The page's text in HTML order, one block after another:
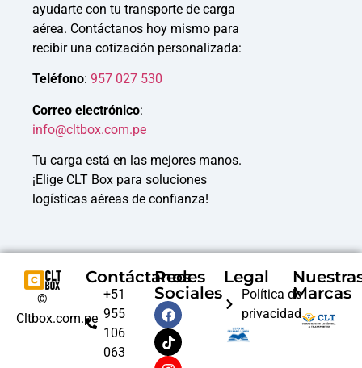
ayudarte con tu transporte de carga
aérea. Contáctanos hoy mismo para
recibir una cotización personalizada:
Teléfono: 957 027 530
Correo electrónico:
info@cltbox.com.pe
Tu carga está en las mejores manos.
¡Elige CLT Box para soluciones
logísticas aéreas de confianza!
©
Cltbox.com.pe
Contáctanos
+51
955
106
063
Redes
Sociales
Legal
Política de
privacidad
Marcas